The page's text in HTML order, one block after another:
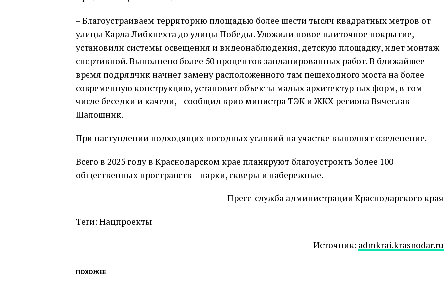
– Благоустраиваем территорию площадью более шести тысяч квадратных метров от
улицы Карла Либкнехта до улицы Победы. Уложили новое плиточное покрытие,
установили системы освещения и видеонаблюдения, детскую площадку, идет монтаж
спортивной. Выполнено более 50 процентов запланированных работ. В ближайшее
время подрядчик начнет замену расположенного там пешеходного моста на более
современную конструкцию, установит объекты малых архитектурных форм, в том
числе беседки и качели, – сообщил врио министра ТЭК и ЖКХ региона Вячеслав
Шапошник.
При наступлении подходящих погодных условий на участке выполнят озеленение.
Всего в 2025 году в Краснодарском крае планируют благоустроить более 100
общественных пространств – парки, скверы и набережные.
Пресс-служба администрации Краснодарского края
Теги: Нацпроекты
Источник: admkrai.krasnodar.ru
ПОХОЖЕЕ